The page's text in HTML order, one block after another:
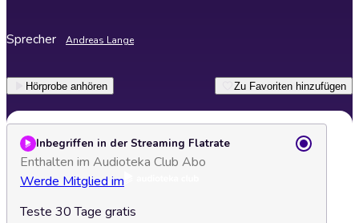
Sprecher Andreas Lange
Hörprobe anhören Zu Favoriten hinzufügen
Inbegriffen in der Streaming Flatrate
Enthalten im Audioteka Club Abo
Werde Mitglied im
Teste 30 Tage gratis